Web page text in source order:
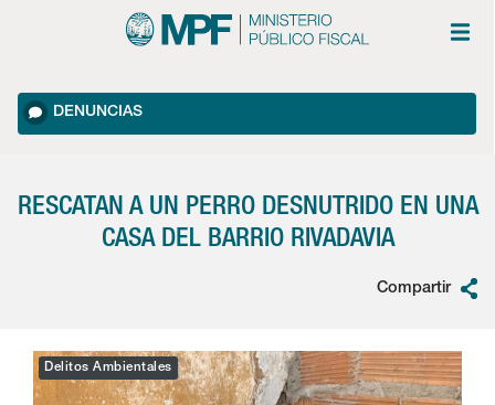
DENUNCIAS
RESCATAN A UN PERRO DESNUTRIDO EN UNA
CASA DEL BARRIO RIVADAVIA
Compartir
Delitos Ambientales